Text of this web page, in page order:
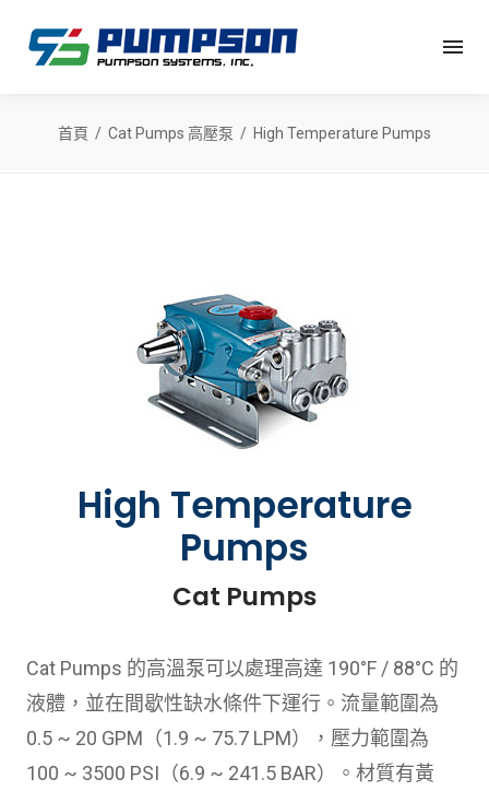
首頁 Cat Pumps 高壓泵 High Temperature Pumps
High Temperature
Pumps
Cat Pumps
Cat Pumps 的高溫泵可以處理高達 190°F / 88°C 的
液體，並在間歇性缺水條件下運行。流量範圍為
0.5 ~ 20 GPM（1.9 ~ 75.7 LPM），壓力範圍為
100 ~ 3500 PSI（6.9 ~ 241.5 BAR）。材質有黃